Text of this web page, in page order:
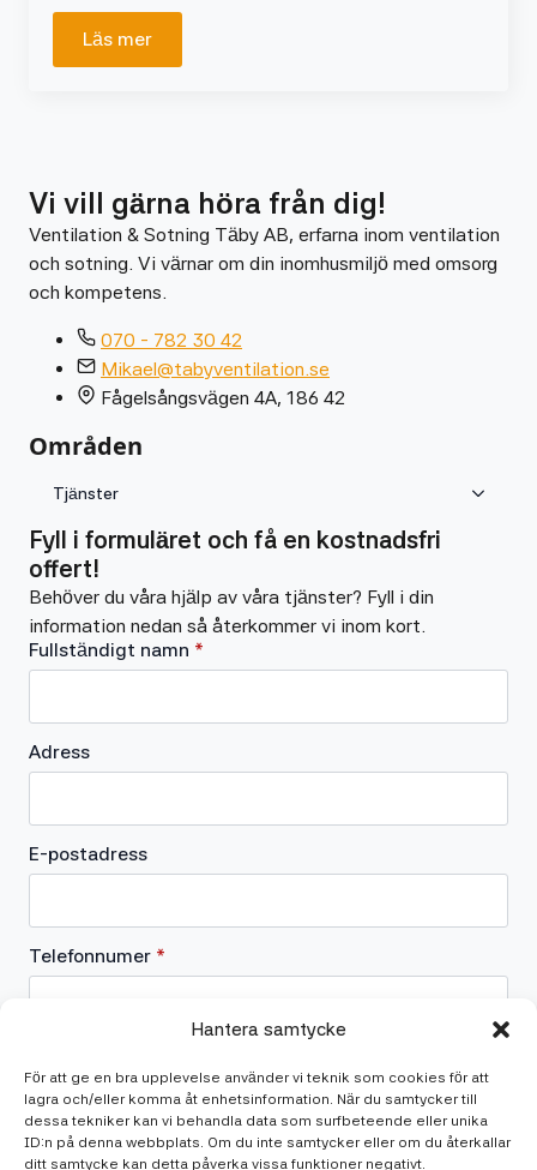
Hantera samtycke
För att ge en bra upplevelse använder vi teknik som cookies för att
lagra och/eller komma åt enhetsinformation. När du samtycker till
dessa tekniker kan vi behandla data som surfbeteende eller unika
ID:n på denna webbplats. Om du inte samtycker eller om du återkallar
ditt samtycke kan detta påverka vissa funktioner negativt.
Läs mer
Vi vill gärna höra från dig!
Ventilation & Sotning Täby AB, erfarna inom ventilation
och sotning. Vi värnar om din inomhusmiljö med omsorg
och kompetens.
070 - 782 30 42
Mikael@tabyventilation.se
Fågelsångsvägen 4A, 186 42
Områden
Tjänster
Fyll i formuläret och få en kostnadsfri
offert!
Behöver du våra hjälp av våra tjänster? Fyll i din
information nedan så återkommer vi inom kort.
Fullständigt namn *
Adress
E-postadress
Telefonnumer *